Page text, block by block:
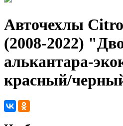
Авточехлы
(2008-2022)
алькантара-
красный/